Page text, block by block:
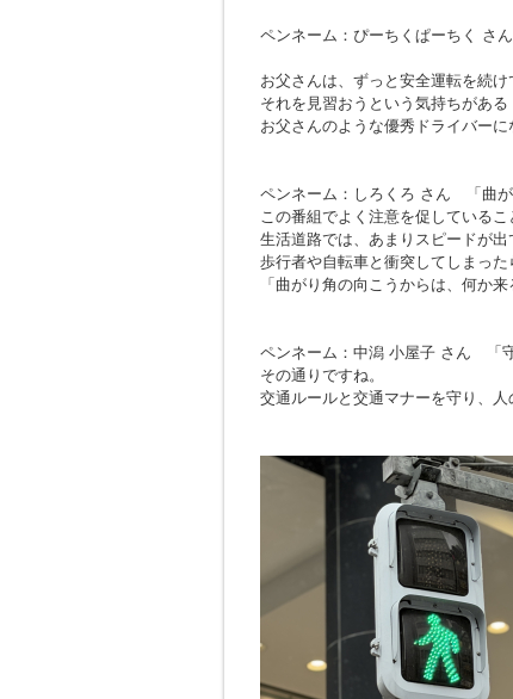
ペンネーム：ぴーちくぱーちく さん
お父さんは、ずっと安全運転を続け
それを見習おうという気持ちがある
お父さんのような優秀ドライバーに
ペンネーム：しろくろ さん
「曲
この番組でよく注意を促しているこ
生活道路では、あまりスピードが出
歩行者や自転車と衝突してしまった
「曲がり角の向こうからは、何か
ペンネーム：中潟 小屋子 さん 「
その通りですね。
交通ルールと交通マナーを守り、人